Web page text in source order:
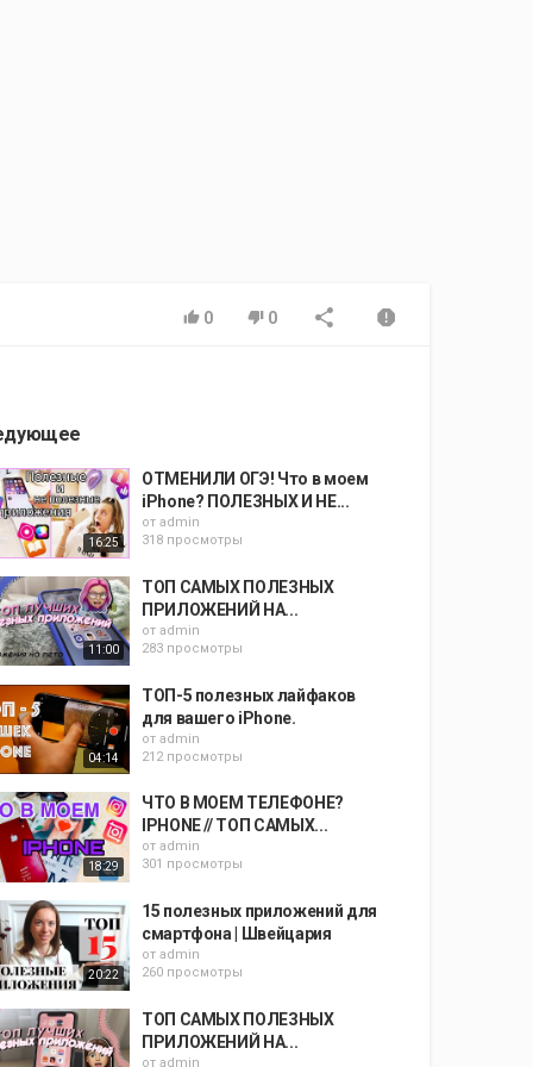
0 0
16:25
ОТМЕНИЛИ ОГЭ! Что в моем
iPhone? ПОЛЕЗНЫХ И НЕ...
от admin
318 просмотры
11:00
ТОП САМЫХ ПОЛЕЗНЫХ
ПРИЛОЖЕНИЙ НА...
от admin
283 просмотры
04:14
ТОП-5 полезных лайфаков
для вашего iPhone.
от admin
212 просмотры
18:29
ЧТО В МОЕМ ТЕЛЕФОНЕ?
IPHONE // ТОП САМЫХ...
от admin
301 просмотры
20:22
15 полезных приложений для
смартфона | Швейцария
от admin
260 просмотры
ТОП САМЫХ ПОЛЕЗНЫХ
ПРИЛОЖЕНИЙ НА...
от admin